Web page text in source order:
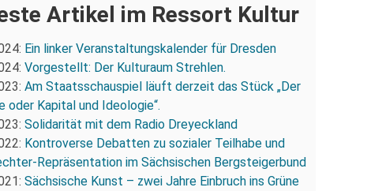
Artikel im Ressort Kultur
Ein linker Veranstaltungskalender für Dresden
Vorgestellt: Der Kulturaum Strehlen.
Am Staatsschauspiel läuft derzeit das Stück „Der
oder Kapital und Ideologie“.
Solidarität mit dem Radio Dreyeckland
Kontroverse Debatten zu sozialer Teilhabe und
Repräsentation im Sächsischen Bergsteigerbund
Sächsische Kunst – zwei Jahre Einbruch ins Grüne